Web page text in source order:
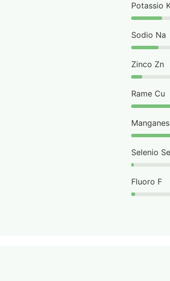
Potassio
Sodio Na
Zinco Zn
Rame Cu
Selenio Se
Fluoro F